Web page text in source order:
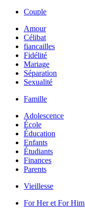
Couple
Amour
Célibat
fiancailles
Fidélité
Mariage
Séparation
Sexualité
Famille
Adolescence
École
Éducation
Enfants
Étudiants
Finances
Parents
Vieillesse
For Her et For Him